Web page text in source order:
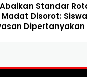
Standar
Madat Disorot:
Dipertanyakan